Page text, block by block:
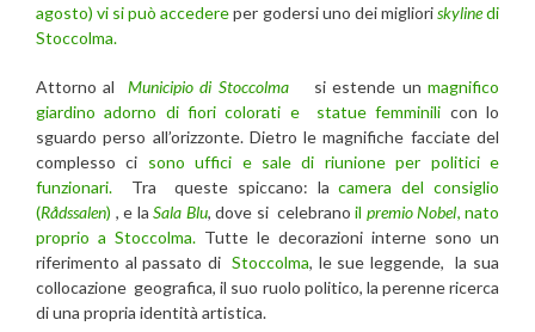
agosto) vi si può accedereper godersi uno dei miglioriskylinedi
Stoccolma.
Attorno al Municipio di Stoccolma si estende unmagnifico
giardino adorno di fiori colorati e statue femminili con lo
sguardo perso all’orizzonte. Dietro le magnifiche facciate del
complesso ci sono uffici e sale di riunione per politici e
funzionari.
Tra queste spiccano: lacamera del consiglio
(Rådssalen) , e laSala Blu, dove si celebranoil premio Nobel, nato
proprio a Stoccolma. Tutte le decorazioni interne sono un
riferimento al passato diStoccolma, le sue leggende, la sua
collocazione geografica, il suo ruolo politico, la perenne ricerca
di una propria identità artistica.